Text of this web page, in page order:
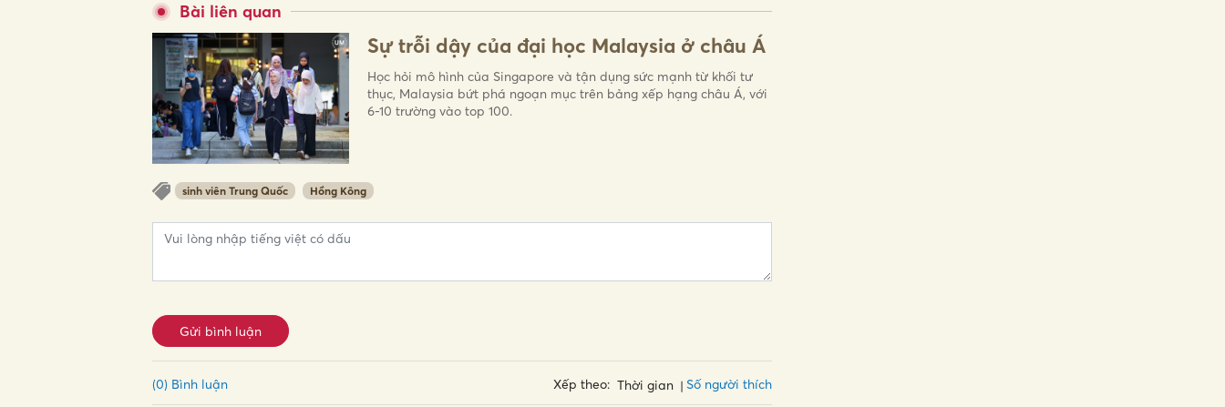
Bài liên quan
Sự trỗi dậy của đại học Malaysia ở châu Á
Học hỏi mô hình của Singapore và tận dụng sức mạnh từ khối tư
thục, Malaysia bứt phá ngoạn mục trên bảng xếp hạng châu Á, với
6-10 trường vào top 100.
sinh viên Trung Quốc Hồng Kông
Gửi bình luận
(0) Bình luận Xếp theo: Thời gian Số người thích